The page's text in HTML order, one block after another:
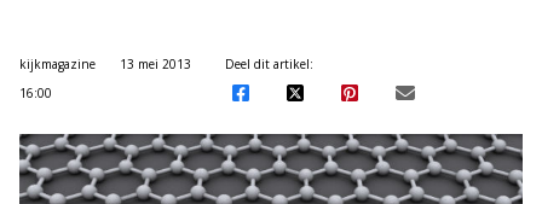
kijkmagazine
13 mei 2013
16:00
Deel dit artikel: